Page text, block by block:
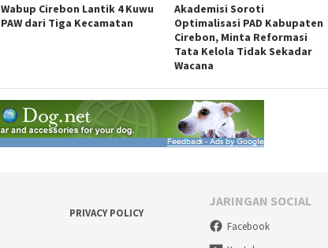
Wabup Cirebon Lantik 4 Kuwu
PAW dari Tiga Kecamatan
Akademisi Soroti
Optimalisasi PAD Kabupaten
Cirebon, Minta Reformasi
Tata Kelola Tidak Sekadar
Wacana
PRIVACY POLICY
JARINGAN SOCIAL
Facebook